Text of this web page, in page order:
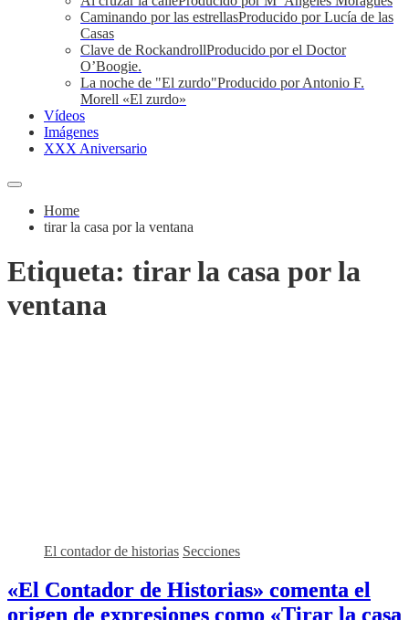
Caminando por las estrellasProducido por Lucía de las
Casas
Clave de RockandrollProducido por el Doctor
O’Boogie.
La noche de "El zurdo"Producido por Antonio F.
Morell «El zurdo»
Vídeos
Imágenes
XXX Aniversario
Home
tirar la casa por la ventana
Etiqueta: tirar la casa por la
ventana
El contador de historias Secciones
«El Contador de Historias» comenta el
origen de expresiones como «Tirar la casa